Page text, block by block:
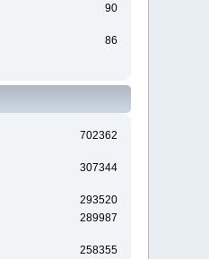
90
86
702362
307344
293520
289987
258355